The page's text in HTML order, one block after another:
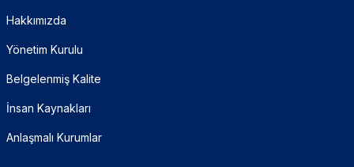
Hakkımızda
Yönetim Kurulu
Belgelenmiş Kalite
İnsan Kaynakları
Anlaşmalı Kurumlar